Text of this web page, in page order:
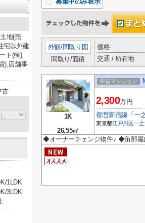
外観/間取り図
間取り/面積
価格
交通 / 所在地
1K
26.55㎡
中古マンション
2,300万円
都営新宿線 「 一
東京都江戸川区一
◆オーナーチェンジ物件♪ ◆角部
地(売
宅以外建
ト(棟),
),店舗事
古
1LDK
3LDK